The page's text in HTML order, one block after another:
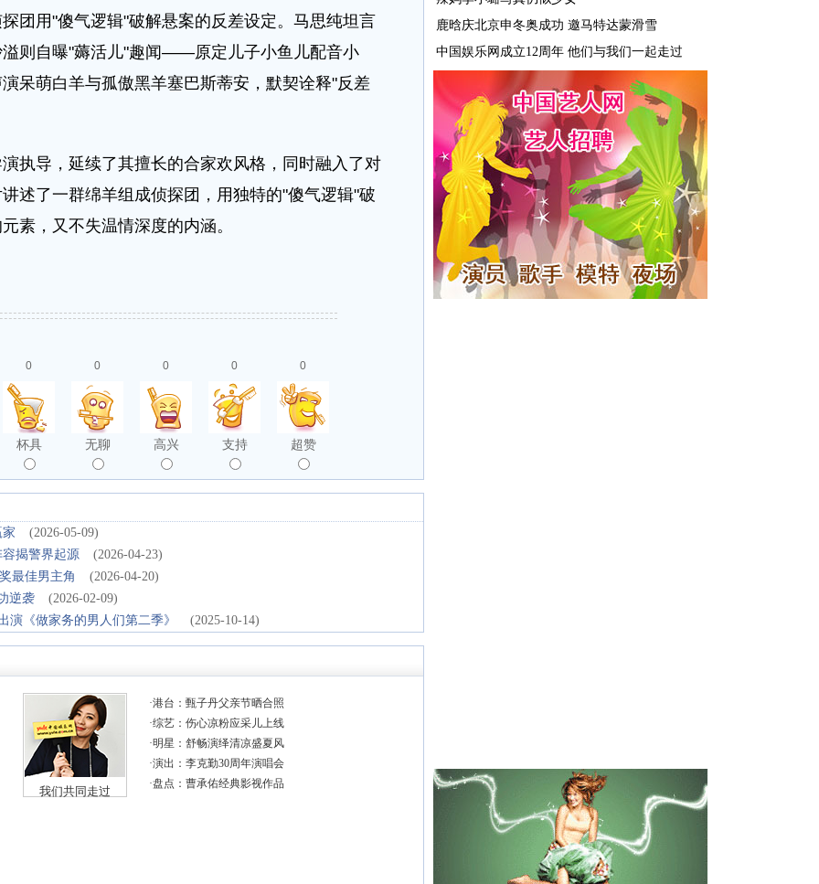
团用"傻气逻辑"破解悬案的反差设定。马思纯坦言
则自曝"薅活儿"趣闻——原定儿子小鱼儿配音小
呆萌白羊与孤傲黑羊塞巴斯蒂安，默契诠释"反差
导，延续了其擅长的合家欢风格，同时融入了对
述了一群绵羊组成侦探团，用独特的"傻气逻辑"破
素，又不失温情深度的内涵。
0
杯具
0
无聊
0
高兴
0
支持
0
超赞
(2026-05-09)
揭警界起源
(2026-04-23)
最佳男主角
(2026-04-20)
逆袭
(2026-02-09)
《做家务的男人们第二季》
(2025-10-14)